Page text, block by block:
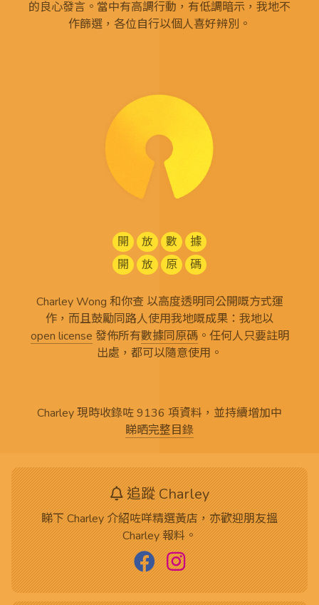
的良心發言。當中有高調行動，有低調暗示，我地不
作篩選，各位自行以個人喜好辨別。
開 放 數
據
開
放 原 碼
Charley Wong 和你查 以高度透明同公開嘅方式運
作，而且鼓勵同路人使用我地嘅成果：我地以
open license 發佈所有數據同原碼。任何人只要註明
出處，都可以隨意使用。
Charley 現時收錄咗 9136 項資料，並持續增加中
睇晒完整目錄
追蹤 Charley
睇下 Charley 介紹咗咩精選黃店，亦歡迎朋友搵
Charley 報料。